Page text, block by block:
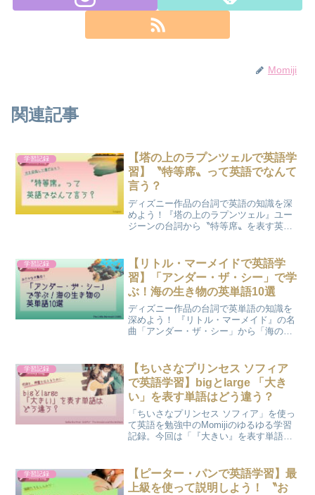
Momiji
関連記事
学習記録
【塔の上のラプンツェルで英語学
習】〝特等席〟って英語でなんて
言う？
ディズニー作品の台詞で英語の知識を深
めよう！『塔の上のラプンツェル』ユー
ジーンの台詞から〝特等席〟を表す英語
学習記録
【リトル・マーメイドで英語学
習】「アンダー・ザ・シー」で学
ぶ！海の生き物の英単語10選
ディズニー作品の台詞で英単語の知識を
深めよう！ 『リトル・マーメイド』の名
曲「アンダー・ザ・シー」から「海の生
学習記録
【ちいさなプリンセス ソフィア
で英語学習】bigとlarge 「大き
い」を表す単語はどう違う？
「ちいさなプリンセス ソフィア」を使っ
て英語を勉強中のMomijiのゆるゆる学習
記録。今回は「『大きい』を表す単語の
学習記録
【ピーター・パンで英語学習】最
上級を使って説明しよう！ 〝お